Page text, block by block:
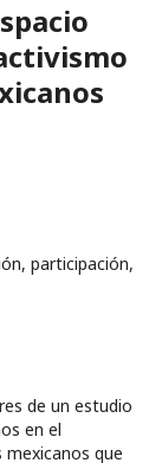
participación,
de un estudio
en el
que